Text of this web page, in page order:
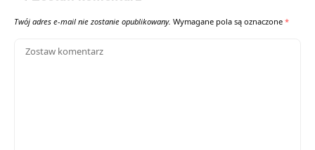
Twój adres e-mail nie zostanie opublikowany. Wymagane pola są oznaczone *